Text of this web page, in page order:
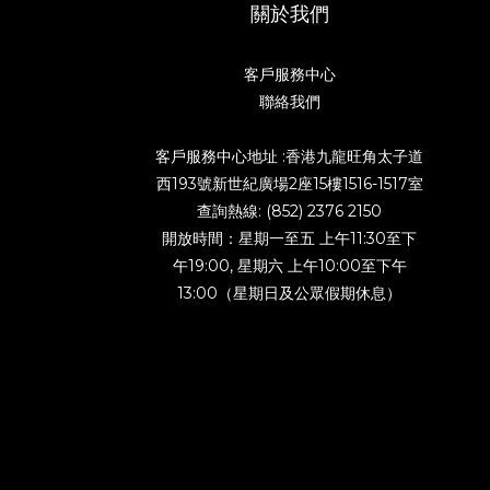
關於我們
客戶服務中心
聯絡我們
客戶服務中心地址 :香港九龍旺角太子道
西193號新世紀廣場2座15樓1516-1517室
查詢熱線: (852) 2376 2150
開放時間：星期一至五 上午11:30至下
午19:00, 星期六 上午10:00至下午
13:00（星期日及公眾假期休息）